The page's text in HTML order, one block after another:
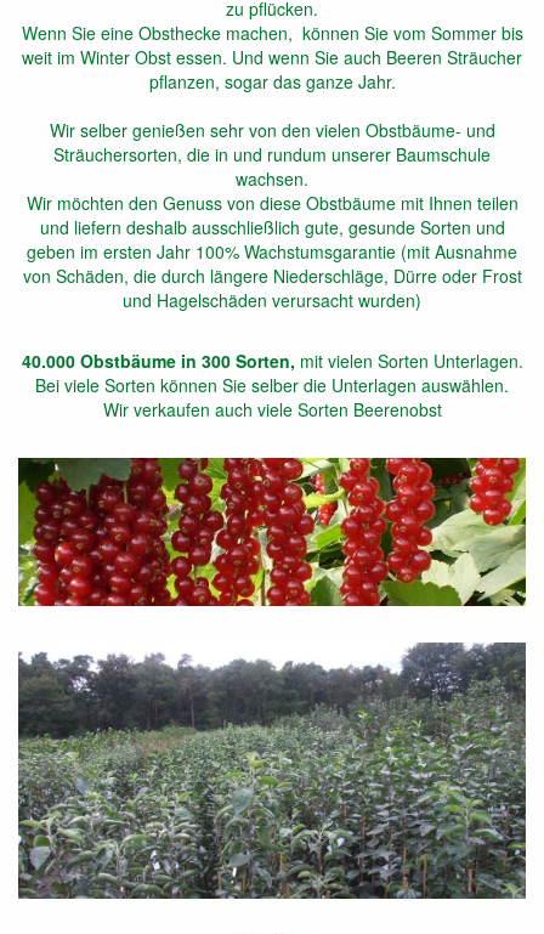
zu pflücken.
Wenn Sie eine Obsthecke machen, können Sie vom Sommer bis
weit im Winter Obst essen. Und wenn Sie auch Beeren Sträucher
pflanzen, sogar das ganze Jahr.
Wir selber genießen sehr von den vielen Obstbäume- und
Sträuchersorten, die in und rundum unserer Baumschule
wachsen.
Wir möchten den Genuss von diese Obstbäume mit Ihnen teilen
und liefern deshalb ausschließlich gute, gesunde Sorten und
geben im ersten Jahr 100% Wachstumsgarantie (mit Ausnahme
von Schäden, die durch längere Niederschläge, Dürre oder Frost
und Hagelschäden verursacht wurden)
40.000 Obstbäume in 300 Sorten, mit vielen Sorten Unterlagen.
Bei viele Sorten können Sie selber die Unterlagen auswählen.
Wir verkaufen auch viele Sorten Beerenobst